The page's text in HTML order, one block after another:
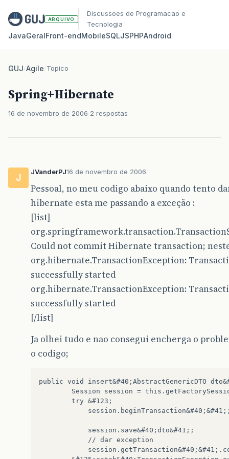
ARQUIVO
Discussoes de Programacao e
Tecnologia
JavaGeralFront‑endMobileSQLJSPHPAndroid
GUJ/Agile/Topico
Spring+Hibernate
16 de novembro de 2006 2 respostas
J
JVanderPJ16 de novembro de 2006
Pessoal, no meu codigo abaixo quando tento
hibernate esta me passando a exceção :
[list]
Could not commit Hibernate transaction;
org.hibernate.TransactionException:
successfully started
org.hibernate.TransactionException:
successfully started
[/list]
Ja olhei tudo e nao consegui encherga o
o codigo;
public void insert&#40;AbstractGenericDTO